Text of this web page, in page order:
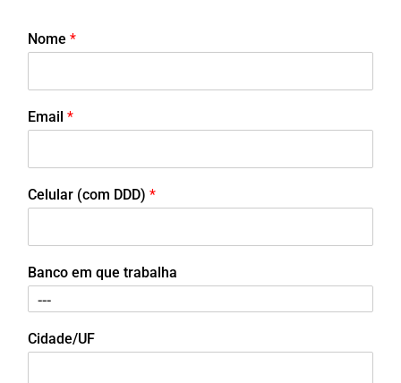
Nome *
Email *
Celular (com DDD) *
Banco em que trabalha
Cidade/UF